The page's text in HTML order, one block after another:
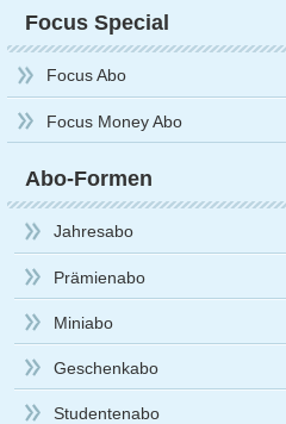
Focus Special
Focus Abo
Focus Money Abo
Abo-Formen
Jahresabo
Prämienabo
Miniabo
Geschenkabo
Studentenabo